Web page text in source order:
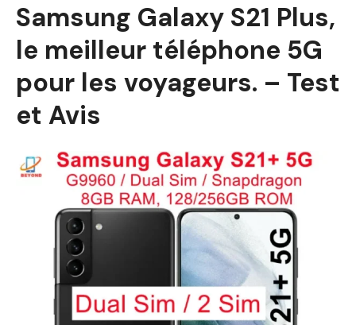
Samsung Galaxy S21 Plus,
le meilleur téléphone 5G
pour les voyageurs. – Test
et Avis